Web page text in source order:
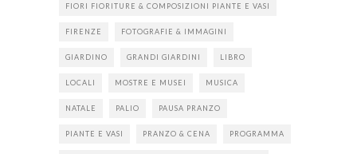
FIORI FIORITURE & COMPOSIZIONI PIANTE E VASI
FIRENZE FOTOGRAFIE & IMMAGINI
GIARDINO GRANDI GIARDINI LIBRO
LOCALI MOSTRE E MUSEI MUSICA
NATALE PALIO PAUSA PRANZO
PIANTE E VASI PRANZO & CENA PROGRAMMA